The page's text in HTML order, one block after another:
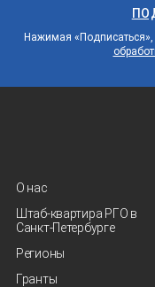
Нажимая «Подписаться»,
О нас
Штаб-квартира РГО в
Санкт‑Петербурге
Регионы
Гранты